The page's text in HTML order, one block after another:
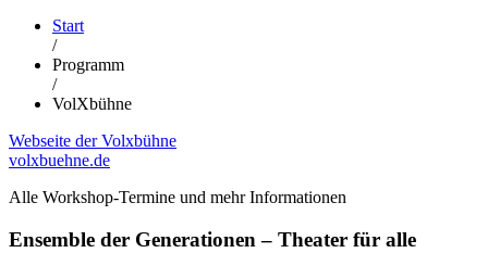
Start
/
Programm
/
VolXbühne
Webseite der Volxbühne
volxbuehne.de
Alle Workshop-Termine und mehr Informationen
Ensemble der Generationen – Theater für alle